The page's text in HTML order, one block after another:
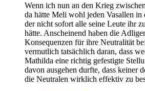
Wenn ich nun an den Krieg
da hätte Meli wohl jeden Vasallen in
der nicht sofort alle seine Leute ihr
hätte. Anscheinend haben die
Konsequenzen für ihre Neutralität
vermutlich tatsächlich daran, dass
Mathilda eine richtig gefestigte
davon ausgehen durfte, dass keiner
die Neutralen wirklich effektiv zu